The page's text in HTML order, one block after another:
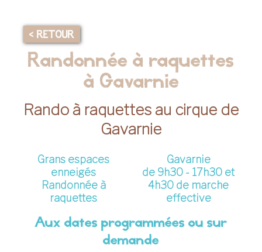
< RETOUR
Randonnée à raquettes
à Gavarnie
Rando à raquettes au cirque de
Gavarnie
Grans espaces
enneigés
Randonnée à
raquettes
Gavarnie
de 9h30 - 17h30 et
4h30 de marche
effective
Aux dates programmées ou sur
demande